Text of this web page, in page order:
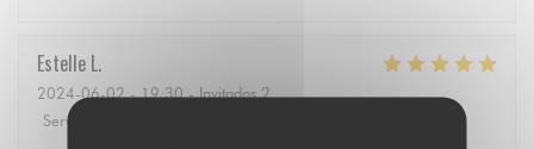
Estelle L
2024-06-02- 19:30 - Invitados 2
Servicio